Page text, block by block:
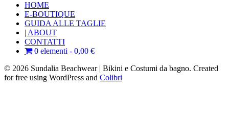
HOME
E-BOUTIQUE
GUIDA ALLE TAGLIE
| ABOUT
CONTATTI
0 elementi
0,00 €
© 2026 Sundalia Beachwear | Bikini e Costumi da bagno. Created
for free using WordPress and Colibri